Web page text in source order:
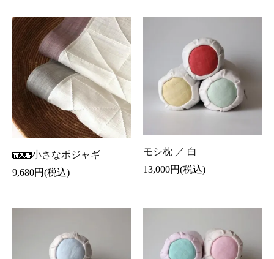
小さなポジャギ
9,680円(税込)
モシ枕 ／ 白
13,000円(税込)